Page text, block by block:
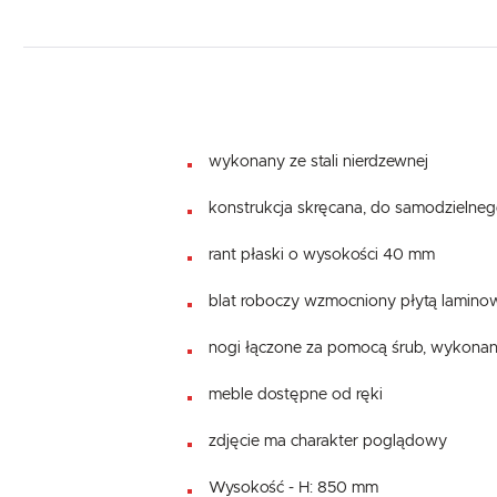
wykonany ze stali nierdzewnej
konstrukcja skręcana, do
rant płaski o wysokości 40 mm
blat roboczy wzmocniony płytą
nogi łączone za pomocą śrub,
meble dostępne od ręki
zdjęcie ma charakter poglądowy
Wysokość - H: 850 mm